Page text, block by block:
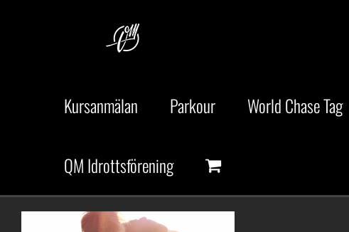
Kursanmälan Parkour World Chase Tag
QM Idrottsförening